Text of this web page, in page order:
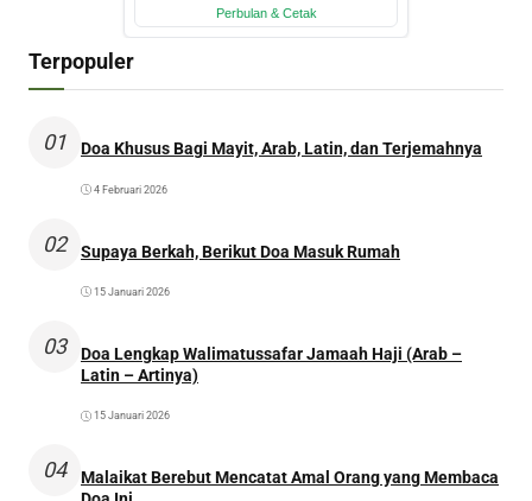
Terpopuler
01 Doa Khusus Bagi Mayit, Arab, Latin, dan Terjemahnya
4 Februari 2026
02 Supaya Berkah, Berikut Doa Masuk Rumah
15 Januari 2026
03
Doa Lengkap Walimatussafar Jamaah Haji (Arab –
Latin – Artinya)
15 Januari 2026
04
Malaikat Berebut Mencatat Amal Orang yang Membaca